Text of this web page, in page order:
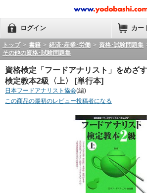
ログイン カー
トップ > 書籍 > 経済･産業･労働 > 資格･試験問題集
その他の資格･試験問題集
資格検定「フードアナリスト」をめざ
検定教本2級〈上〉 [単行本]
日本フードアナリスト協会(編)
この商品の最初のレビュー投稿者になる